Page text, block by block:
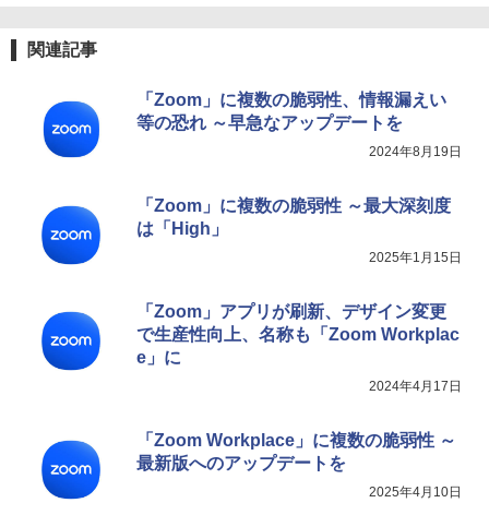
関連記事
「Zoom」に複数の脆弱性、情報漏えい
等の恐れ ～早急なアップデートを
2024年8月19日
「Zoom」に複数の脆弱性 ～最大深刻度
は「High」
2025年1月15日
「Zoom」アプリが刷新、デザイン変更
で生産性向上、名称も「Zoom Workplac
e」に
2024年4月17日
「Zoom Workplace」に複数の脆弱性 ～
最新版へのアップデートを
2025年4月10日